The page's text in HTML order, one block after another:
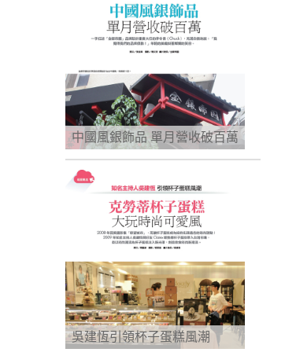
中國風銀飾品 單月營收破百萬
吳建恆引領杯子蛋糕風潮